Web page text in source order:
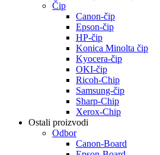
Čip
Canon-čip
Epson-čip
HP-čip
Konica Minolta čip
Kyocera-čip
OKI-čip
Ricoh-Chip
Samsung-čip
Sharp-Chip
Xerox-Chip
Ostali proizvodi
Odbor
Canon-Board